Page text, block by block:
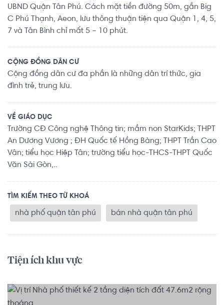
UBND Quận Tân Phú. Cách mặt tiền đường 50m, gần Big
C Phú Thạnh, Aeon, lưu thông thuận tiện qua Quận 1, 4, 5,
7 và Tân Bình chỉ mất 5 – 10 phút.
CỘNG ĐỒNG DÂN CƯ
Cộng đồng dân cư đa phần là những dân trí thức, gia
đình trẻ, trung lưu.
VỀ GIÁO DỤC
Trường CĐ Công nghệ Thông tin; mầm non StarKids; THPT
An Dương Vương ; ĐH Quốc tế Hồng Bàng; THPT Trần Cao
Vân; tiểu học Hiệp Tân; trường tiểu học-THCS-THPT Quốc
Văn Sài Gòn,..
TÌM KIẾM THEO TỪ KHOÁ
nhà phố quận tân phú bán nhà quận tân phú
Tiện ích khu vực